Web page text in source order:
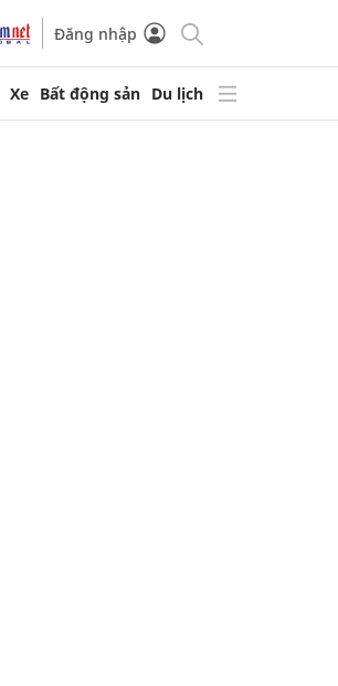
Đăng nhập
Xe Bất động sản Du lịch